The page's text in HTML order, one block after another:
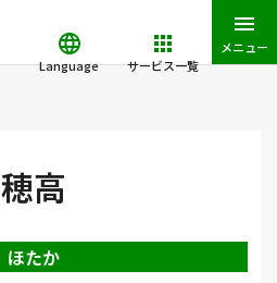
Language サービス一覧
メニュー
穂高
ほたか